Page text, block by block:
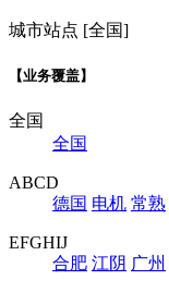
城市站点 [全国]
【业务覆盖】
全国
全国
ABCD
德国 电机 常熟
EFGHIJ
合肥 江阴 广州